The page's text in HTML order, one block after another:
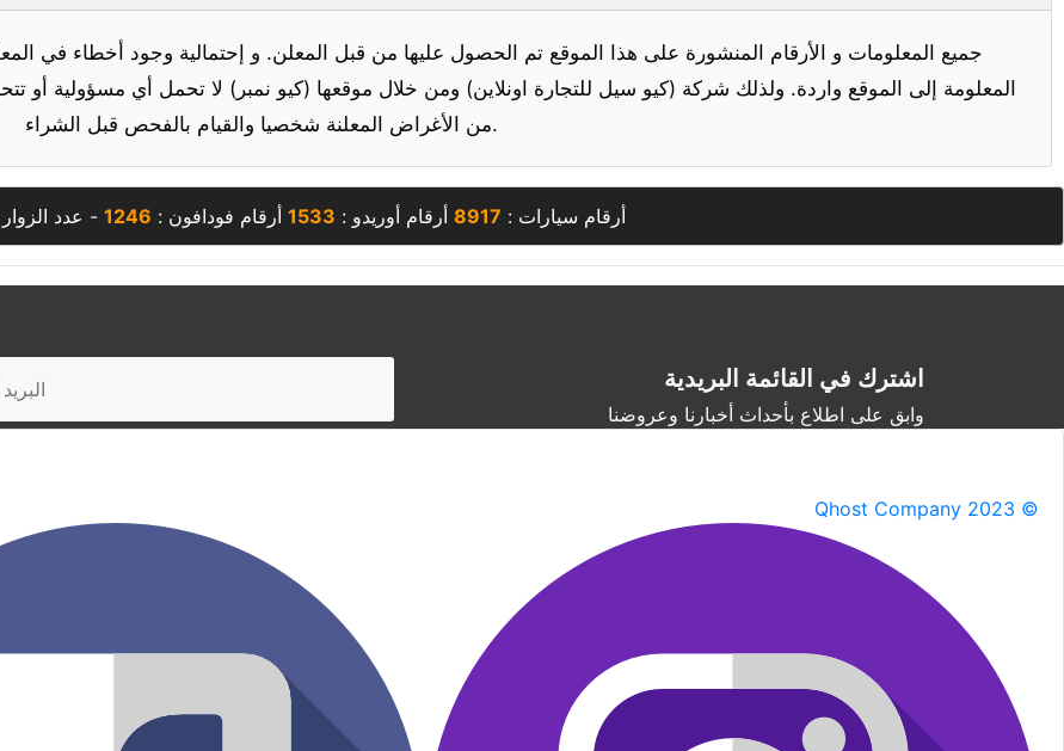
جميع المعلومات و الأرقام المنشورة على هذا الموقع تم الحصول عليها من قبل المعلن. و إحتمالية وجود أخطاء في
المعلومة إلى الموقع واردة. ولذلك شركة (كيو سيل للتجارة اونلاين) ومن خلال موقعها (كيو نمبر) لا تحمل أي مسؤولية أو
من الأغراض المعلنة شخصيا والقيام بالفحص قبل الشراء.
أرقام سيارات : 8917 أرقام أوريدو : 1533 أرقام فودافون : 1246 - عدد
اشترك في القائمة البريدية
وابق على اطلاع بأحداث أخبارنا وعروضنا
Qhost Company 2023 ©